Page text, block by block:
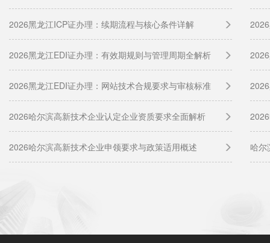
2026黑龙江ICP证办理：续期流程与核心条件详解
2026黑龙江EDI证办理：有效期规则与管理周期全解析
2026黑龙江EDI证办理：网站技术合规要求与审核标准
2026哈尔滨高新技术企业认定企业资质要求全面解析
2026哈尔滨高新技术企业申领要求与政策适用概述 哈尔